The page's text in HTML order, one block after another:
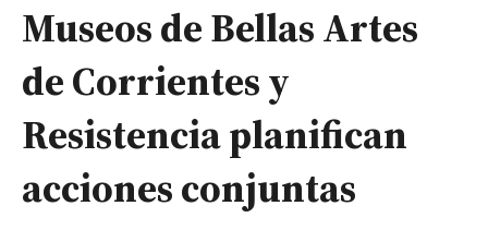
Museos de Bellas Artes
de Corrientes y
Resistencia planifican
acciones conjuntas